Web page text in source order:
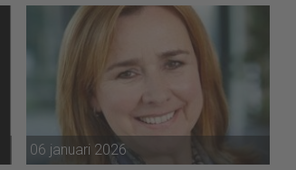
het verder versterken van de purpose
van ING en de vertaling daarvan naar
strategie en duurzame waardecreatie.
06 januari 2026